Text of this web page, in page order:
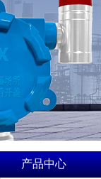
产品中心